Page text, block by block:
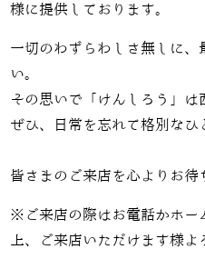
様に提供しております。
一切のわずらわしさ無しに、
い。
その思いで「けんしろう」は
ぜひ、日常を忘れて格別なひ
皆さまのご来店を心よりお待
※ご来店の際はお電話かホー
上、ご来店いただけます様よ